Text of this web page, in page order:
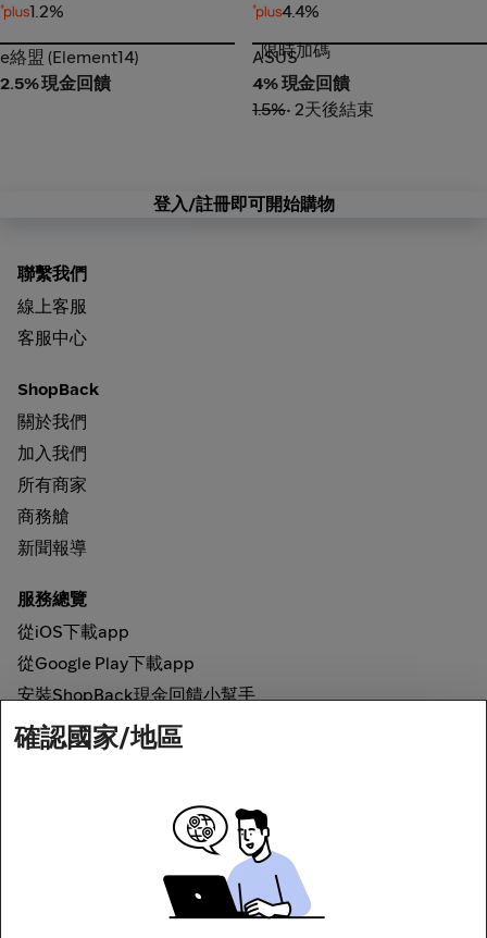
1.2%
4.4%
e絡盟 (Element14)
e絡盟 (Element14)
2.5% 現金回饋
ASUS
限時加碼
ASUS
4% 現金回饋
1.5%• 2天後結束
登入/註冊即可開始購物
聯繫我們
線上客服
客服中心
ShopBack
關於我們
加入我們
所有商家
商務艙
新聞報導
服務總覽
從iOS下載app
從Google Play下載app
安裝ShopBack現金回饋小幫手
如何運作
確認國家/地區